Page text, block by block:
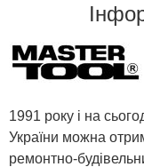
1991 року і на
України можна
ремонтно-